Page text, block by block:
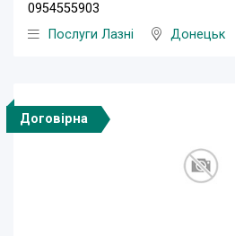
0954555903
Послуги Лазні
Донецьк
Договірна